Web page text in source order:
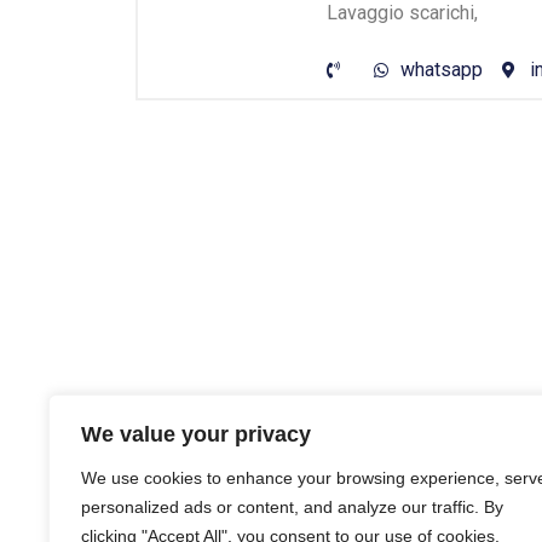
We value your privacy
We use cookies to enhance your browsing experience,
personalized ads or content, and analyze our traffic. By
clicking "Accept All", you consent to our use of cookies.
Lavaggio scarichi,
whatsapp